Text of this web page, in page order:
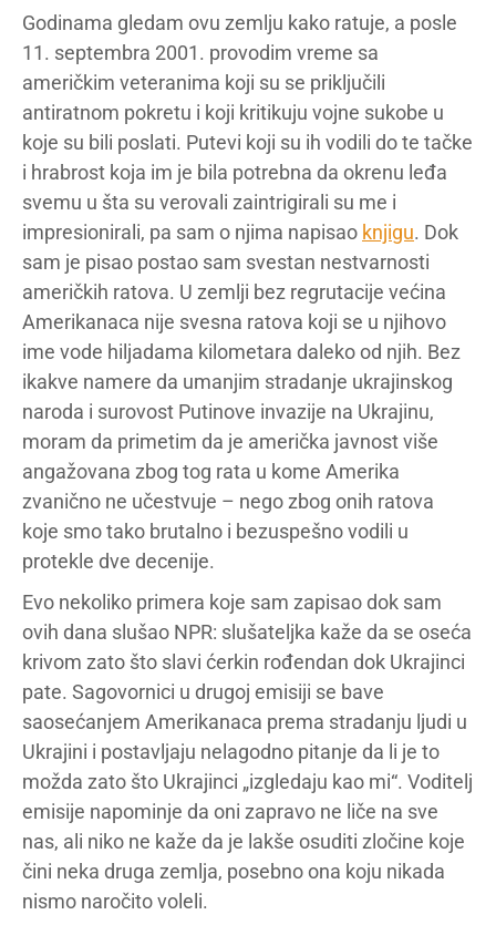
Godinama gledam ovu zemlju kako ratuje, a posle
11. septembra 2001. provodim vreme sa
američkim veteranima koji su se priključili
antiratnom pokretu i koji kritikuju vojne sukobe u
koje su bili poslati. Putevi koji su ih vodili do te tačke
i hrabrost koja im je bila potrebna da okrenu leđa
svemu u šta su verovali zaintrigirali su me i
impresionirali, pa sam o njima napisao knjigu. Dok
sam je pisao postao sam svestan nestvarnosti
američkih ratova. U zemlji bez regrutacije većina
Amerikanaca nije svesna ratova koji se u njihovo
ime vode hiljadama kilometara daleko od njih. Bez
ikakve namere da umanjim stradanje ukrajinskog
naroda i surovost Putinove invazije na Ukrajinu,
moram da primetim da je američka javnost više
angažovana zbog tog rata u kome Amerika
zvanično ne učestvuje – nego zbog onih ratova
koje smo tako brutalno i bezuspešno vodili u
protekle dve decenije.
Evo nekoliko primera koje sam zapisao dok sam
ovih dana slušao NPR: slušateljka kaže da se oseća
krivom zato što slavi ćerkin rođendan dok Ukrajinci
pate. Sagovornici u drugoj emisiji se bave
saosećanjem Amerikanaca prema stradanju ljudi u
Ukrajini i postavljaju nelagodno pitanje da li je to
možda zato što Ukrajinci „izgledaju kao mi“. Voditelj
emisije napominje da oni zapravo ne liče na sve
nas, ali niko ne kaže da je lakše osuditi zločine koje
čini neka druga zemlja, posebno ona koju nikada
nismo naročito voleli.